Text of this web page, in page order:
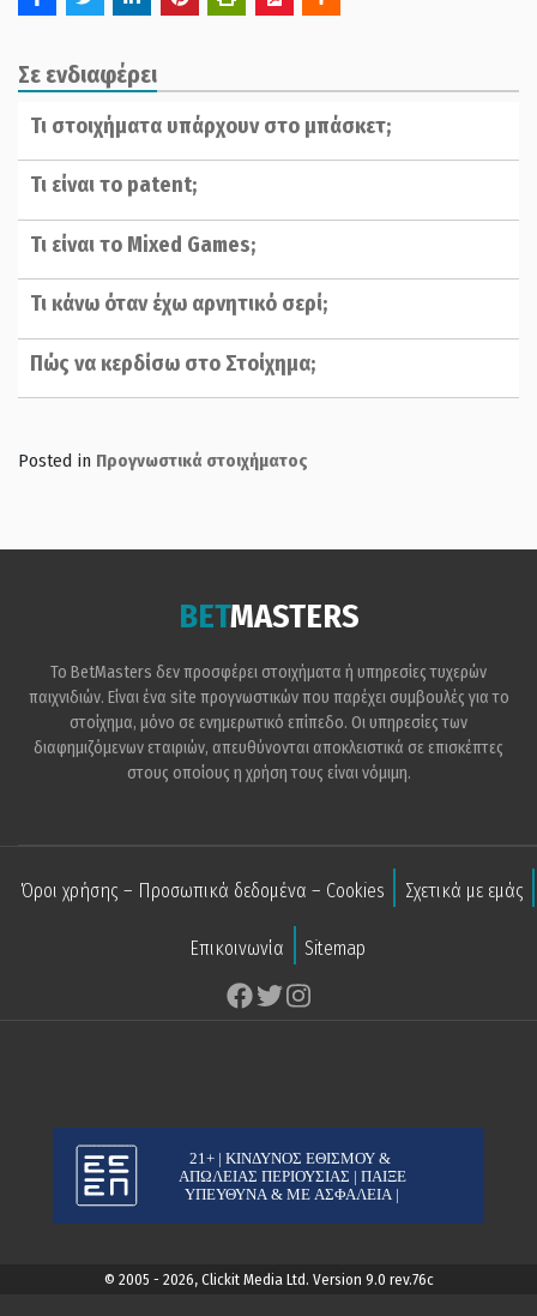
Σε ενδιαφέρει
Τι στοιχήματα υπάρχουν στο μπάσκετ;
Τι είναι το patent;
Τι είναι το Mixed Games;
Τι κάνω όταν έχω αρνητικό σερί;
Πώς να κερδίσω στο Στοίχημα;
Posted in Προγνωστικά στοιχήματος
BETMASTERS
Το BetMasters δεν προσφέρει στοιχήματα ή υπηρεσίες τυχερών
παιχνιδιών. Είναι ένα site προγνωστικών που παρέχει συμβουλές για το
στοίχημα, μόνο σε ενημερωτικό επίπεδο. Οι υπηρεσίες των
διαφημιζόμενων εταιριών, απευθύνονται αποκλειστικά σε επισκέπτες
στους οποίους η χρήση τους είναι νόμιμη.
Όροι χρήσης – Προσωπικά δεδομένα – Cookies Σχετικά με εμάς
Επικοινωνία Sitemap
© 2005 - 2026, Clickit Media Ltd. Version 9.0 rev.76c